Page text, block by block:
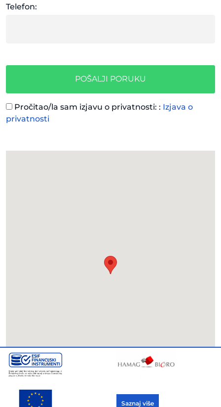
Telefon:
POŠALJI PORUKU
Pročitao/la sam izjavu o privatnosti: : Izjava o
privatnosti
Saznaj više